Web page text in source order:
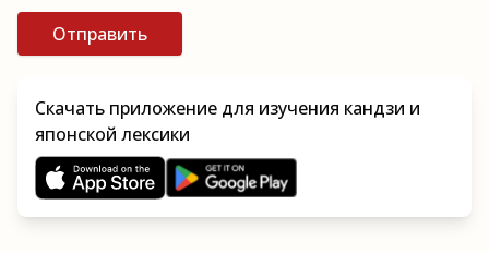
Отправить
Скачать приложение для изучения кандзи и
японской лексики